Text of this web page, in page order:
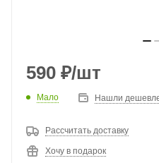
590 ₽/шт
Мало Нашли
Рассчитать доставку
Хочу в подарок